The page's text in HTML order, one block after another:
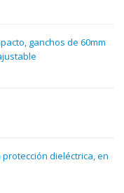
ganchos de 60mm
dieléctrica, en